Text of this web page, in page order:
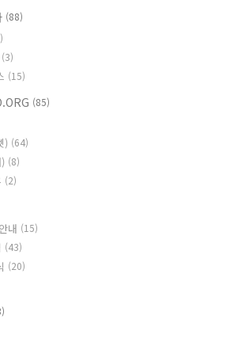
(88)
(3)
(15)
(85)
) (64)
(8)
(2)
내 (15)
(43)
(20)